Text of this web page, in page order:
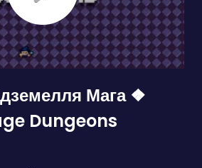
Мага ❖
Dungeons